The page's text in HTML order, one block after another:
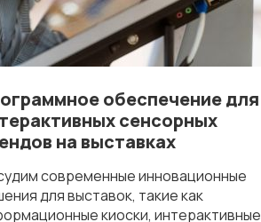
обеспечение для
сенсорных
на выставках
современные инновационные
для выставок, такие как
киоски, интерактивные